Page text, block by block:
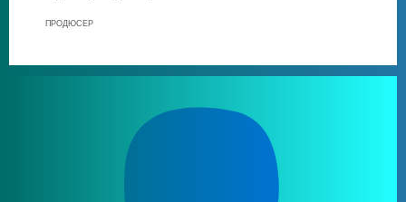
ПРОДЮСЕР